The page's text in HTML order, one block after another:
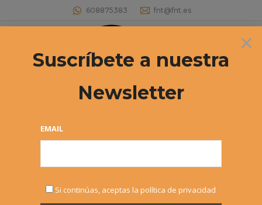
608875383 fnt@fnt.es
Buscar: ×
Suscríbete a nuestra
Newsletter
EMAIL
Si continúas, aceptas la política de privacidad